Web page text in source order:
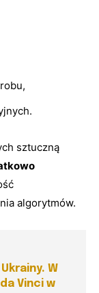
sztuczną
algorytmów.
W
Vinci w